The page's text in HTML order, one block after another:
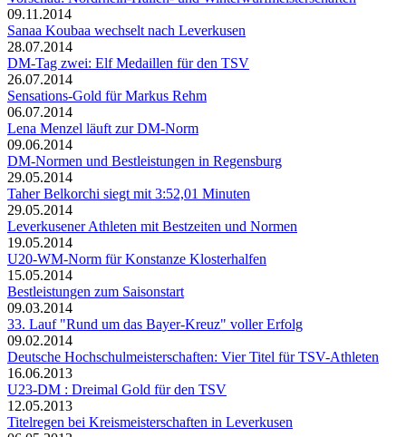
09.11.2014
Sanaa Koubaa wechselt nach Leverkusen
28.07.2014
DM-Tag zwei: Elf Medaillen für den TSV
26.07.2014
Sensations-Gold für Markus Rehm
06.07.2014
Lena Menzel läuft zur DM-Norm
09.06.2014
DM-Normen und Bestleistungen in Regensburg
29.05.2014
Taher Belkorchi siegt mit 3:52,01 Minuten
29.05.2014
Leverkusener Athleten mit Bestzeiten und Normen
19.05.2014
U20-WM-Norm für Konstanze Klosterhalfen
15.05.2014
Bestleistungen zum Saisonstart
09.03.2014
33. Lauf "Rund um das Bayer-Kreuz" voller Erfolg
09.02.2014
Deutsche Hochschulmeisterschaften: Vier Titel für TSV-Athleten
16.06.2013
U23-DM : Dreimal Gold für den TSV
12.05.2013
Titelregen bei Kreismeisterschaften in Leverkusen